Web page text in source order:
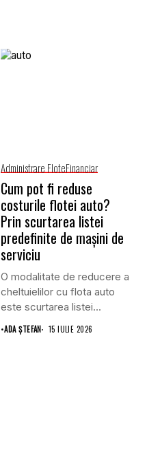
Administrare FloteFinanciar
Cum pot fi reduse
costurile flotei auto?
Prin scurtarea listei
predefinite de mașini de
serviciu
O modalitate de reducere a
cheltuielilor cu flota auto
este scurtarea listei...
•ADA ȘTEFAN 15 IULIE 2026